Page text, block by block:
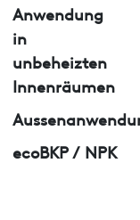
Anwendung
in
unbeheizten
Innenräumen
ecoBKP / NPK